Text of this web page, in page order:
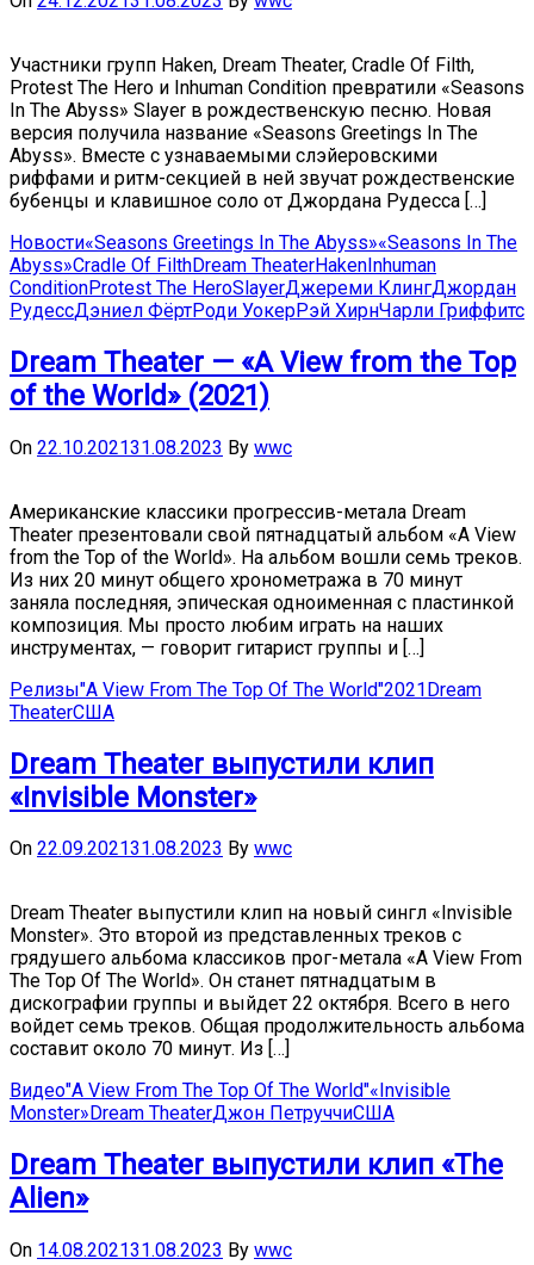
Участники групп Haken, Dream Theater, Cradle Of Filth,
Protest The Hero и Inhuman Condition превратили «Seasons
In The Abyss» Slayer в рождественскую песню. Новая
версия получила название «Seasons Greetings In The
Abyss». Вместе с узнаваемыми слэйеровскими
риффами и ритм-секцией в ней звучат рождественские
бубенцы и клавишное соло от Джордана Рудесса […]
Новости«Seasons Greetings In The Abyss»«Seasons In The
Abyss»Cradle Of FilthDream TheaterHakenInhuman
ConditionProtest The HeroSlayerДжереми КлингДжордан
РудессДэниел ФёртРоди УокерРэй ХирнЧарли Гриффитс
Dream Theater — «A View from the Top
of the World» (2021)
On 22.10.202131.08.2023 By wwc
Американские классики прогрессив-метала Dream
Theater презентовали свой пятнадцатый альбом «A View
from the Top of the World». На альбом вошли семь треков.
Из них 20 минут общего хронометража в 70 минут
заняла последняя, эпическая одноименная с пластинкой
композиция. Мы просто любим играть на наших
инструментах, — говорит гитарист группы и […]
Релизы"A View From The Top Of The World"2021Dream
TheaterСША
Dream Theater выпустили клип
«Invisible Monster»
On 22.09.202131.08.2023 By wwc
Dream Theater выпустили клип на новый сингл «Invisible
Monster». Это второй из представленных треков с
грядушего альбома классиков прог-метала «A View From
The Top Of The World». Он станет пятнадцатым в
дискографии группы и выйдет 22 октября. Всего в него
войдет семь треков. Общая продолжительность альбома
составит около 70 минут. Из […]
Видео"A View From The Top Of The World"«Invisible
Monster» Dream TheaterДжон ПетруччиСША
Dream Theater выпустили клип «The
Alien»
On 14.08.202131.08.2023 By wwc